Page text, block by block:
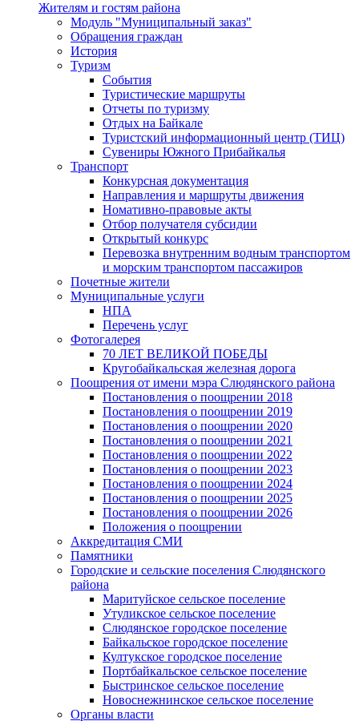
Жителям и гостям района
Модуль "Муниципальный заказ"
Обращения граждан
История
Туризм
События
Туристические маршруты
Отчеты по туризму
Отдых на Байкале
Туристский информационный центр (ТИЦ)
Сувениры Южного Прибайкалья
Транспорт
Конкурсная документация
Направления и маршруты движения
Номативно-правовые акты
Отбор получателя субсидии
Открытый конкурс
Перевозка внутренним водным транспортом
и морским транспортом пассажиров
Почетные жители
Муниципальные услуги
НПА
Перечень услуг
Фотогалерея
70 ЛЕТ ВЕЛИКОЙ ПОБЕДЫ
Кругобайкальская железная дорога
Поощрения от имени мэра Слюдянского района
Постановления о поощрении 2018
Постановления о поощрении 2019
Постановления о поощрении 2020
Постановления о поощрении 2021
Постановления о поощрении 2022
Постановления о поощрении 2023
Постановления о поощрении 2024
Постановления о поощрении 2025
Постановления о поощрении 2026
Положения о поощрении
Аккредитация СМИ
Памятники
Городские и сельские поселения Слюдянского
района
Маритуйское сельское поселение
Утуликское сельское поселение
Слюдянское городское поселение
Байкальское городское поселение
Култукское городское поселение
Портбайкальское сельское поселение
Быстринское сельское поселение
Новоснежнинское сельское поселение
Органы власти